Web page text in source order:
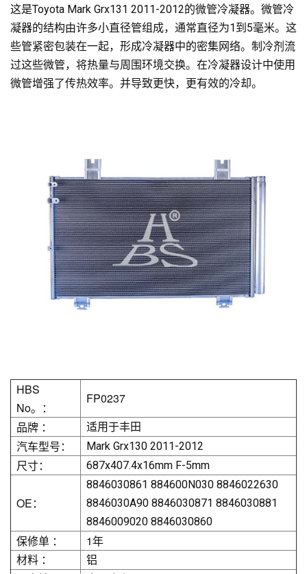
这是Toyota Mark Grx131 2011-2012的微管冷凝器。微管冷
凝器的结构由许多小直径管组成，通常直径为1到5毫米。这
些管紧密包装在一起，形成冷凝器中的密集网络。制冷剂流
过这些微管，将热量与周围环境交换。在冷凝器设计中使用
微管增强了传热效率。并导致更快，更有效的冷却。
HBS
No。：
FP0237
品牌 ：
适用于丰田
汽车型号： Mark Grx130 2011-2012
尺寸： 687x407.4x16mm F-5mm
OE：
8846030861 884600N030 8846022630
8846030A90 8846030871 8846030881
8846009020 8846030860
保修单 ： 1年
材料 ：
铝